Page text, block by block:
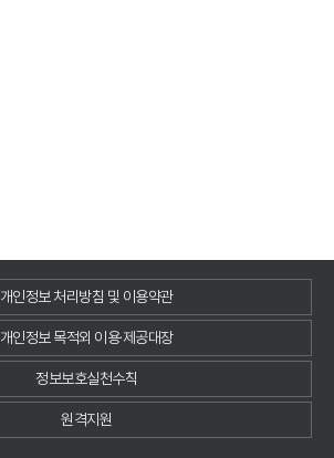
개인정보 처리방침 및 이용약관
개인정보 목적외 이용·제공대장
정보보호실천수칙
원격지원